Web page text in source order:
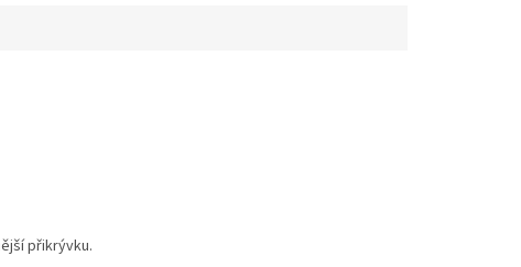
přikrývku.